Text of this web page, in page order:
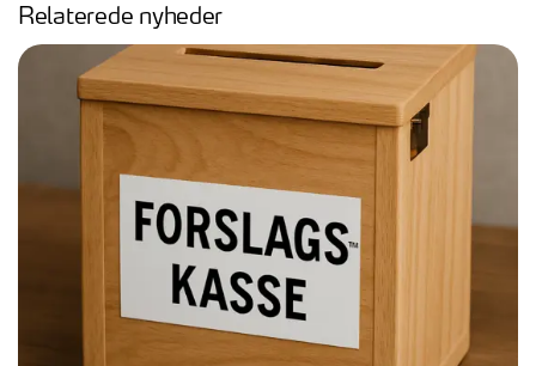
Relaterede nyheder